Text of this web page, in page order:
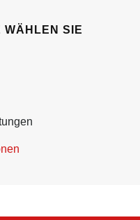
WÄHLEN SIE